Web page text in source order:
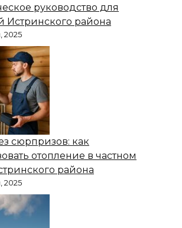
руководство для
Истринского района
2025
сюрпризов: как
отопление в частном
района
2025